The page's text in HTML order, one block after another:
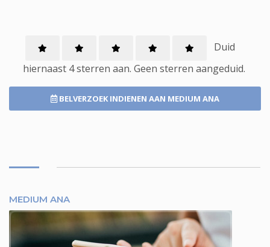
Duid
hiernaast 4 sterren aan. Geen sterren aangeduid.
BELVERZOEK INDIENEN AAN MEDIUM ANA
MEDIUM ANA